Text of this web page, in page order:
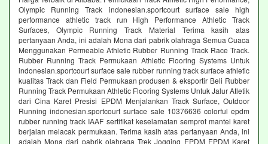
Olympic Running Track indonesian.sportcourt surface sale high
performance athletic track run High Performance Athletic Track
Surfaces, Olympic Running Track Material Terima kasih atas
pertanyaan Anda, ini adalah Mona dari pabrik olahraga Semua Cuaca
Menggunakan Permeable Athletic Rubber Running Track Race Track.
Rubber Running Track Permukaan Athletic Flooring Systems Untuk
indonesian.sportcourt surface sale rubber running track surface athletic
kualitas Track dan Field Permukaan produsen & eksportir Beli Rubber
Running Track Permukaan Athletic Flooring Systems Untuk Jalur Atletik
dari Cina Karet Presisi EPDM Menjalankan Track Surface, Outdoor
Running indonesian.sportcourt surface sale 10376636 colorful epdm
rubber running track IAAF sertifikat keselamatan semprot mantel karet
berjalan melacak permukaan. Terima kasih atas pertanyaan Anda, ini
adalah Mona dari pabrik olahraga Trek Jogging EPDM EPDM Karet